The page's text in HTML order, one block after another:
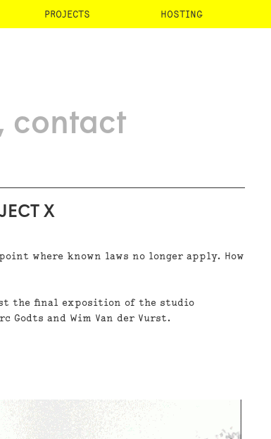
PROJECTS HOSTING
contact
X
where known laws no longer apply. How
the final exposition of the studio
Godts and Wim Van der Vurst.